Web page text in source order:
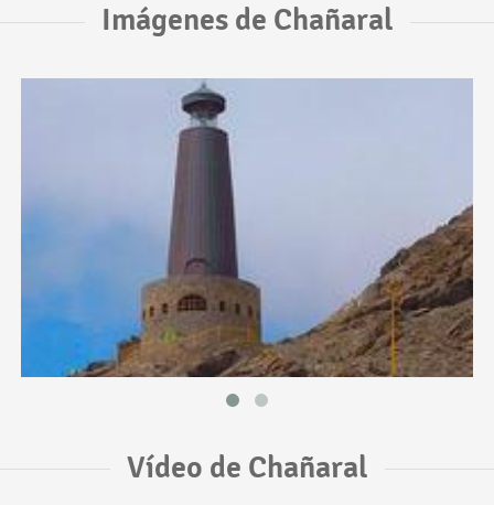
Imágenes de Chañaral
Vídeo de Chañaral